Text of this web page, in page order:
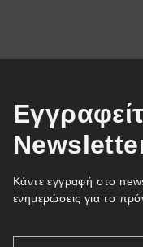
Κάντε εγγραφή στο
ενημερώσεις για το